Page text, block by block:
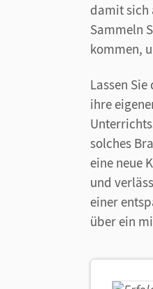
damit sich
Sammeln
kommen,
Lassen
ihre
solches
eine neue
und
einer
über ein